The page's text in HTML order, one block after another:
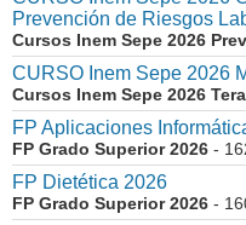
Prevención de Riesgos
Cursos Inem Sepe 2026
CURSO Inem Sepe 2026
Cursos Inem Sepe 2026
FP Aplicaciones
FP Grado Superior 2026 -
FP Dietética 2026
FP Grado Superior 2026 -